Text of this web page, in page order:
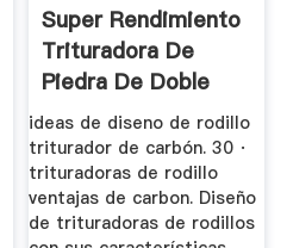
Super Rendimiento
Trituradora De
Piedra De Doble
Rodillo
ideas de diseno de rodillo
triturador de carbón. 30 ·
trituradoras de rodillo
ventajas de carbon. Diseño
de trituradoras de rodillos